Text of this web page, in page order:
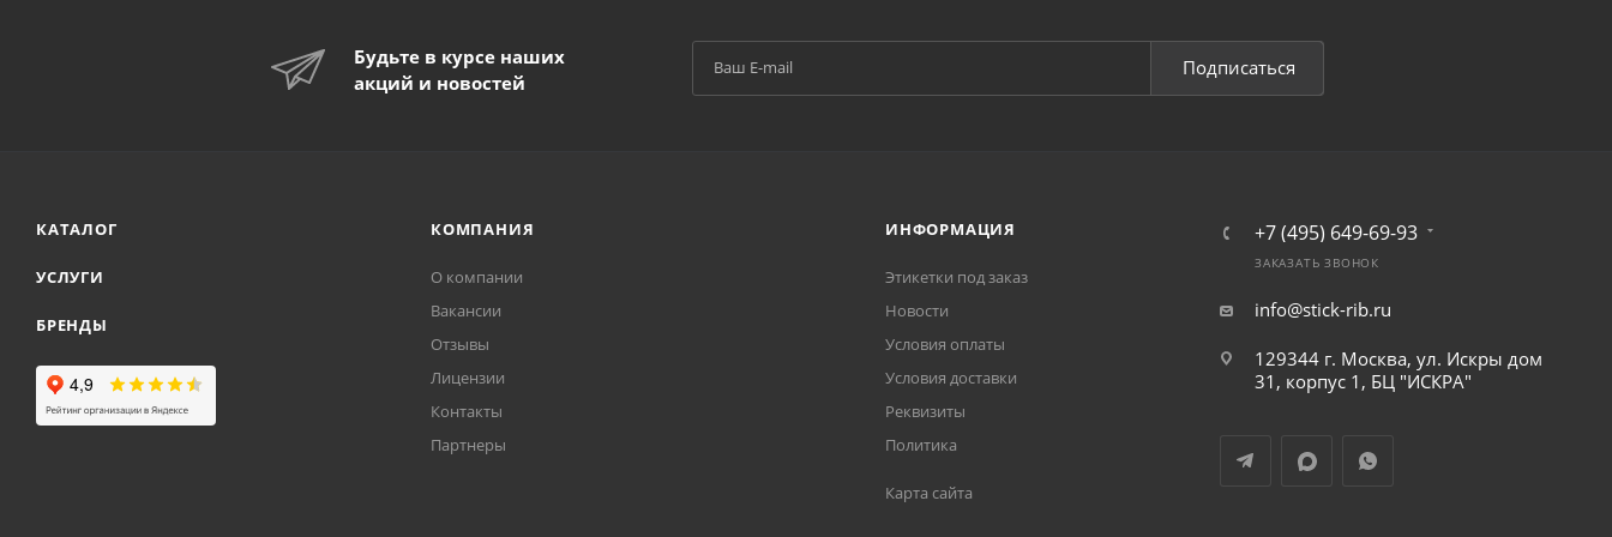
Будьте в курсе наших
акций и новостей
Подписаться
КАТАЛОГ
УСЛУГИ
БРЕНДЫ
КОМПАНИЯ
О компании
Вакансии
Отзывы
Лицензии
Контакты
Партнеры
ИНФОРМАЦИЯ
Этикетки под заказ
Новости
Условия оплаты
Условия доставки
Реквизиты
Политика
Карта сайта
+7 (495) 649-69-93
ЗАКАЗАТЬ ЗВОНОК
info@stick-rib.ru
129344 г. Москва, ул. Искры дом
31, корпус 1, БЦ "ИСКРА"